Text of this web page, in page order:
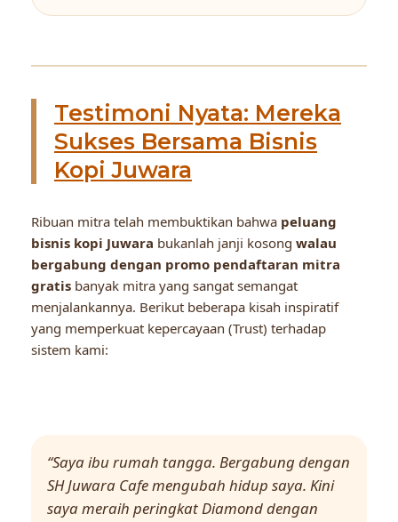
Testimoni Nyata: Mereka
Sukses Bersama Bisnis
Kopi Juwara
Ribuan mitra telah membuktikan bahwa peluang
bisnis kopi Juwara bukanlah janji kosong walau
bergabung dengan promo pendaftaran mitra
gratis banyak mitra yang sangat semangat
menjalankannya. Berikut beberapa kisah inspiratif
yang memperkuat kepercayaan (Trust) terhadap
sistem kami:
“Saya ibu rumah tangga. Bergabung dengan
SH Juwara Cafe mengubah hidup saya. Kini
saya meraih peringkat Diamond dengan